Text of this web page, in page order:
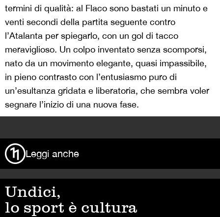
termini di qualità: al Flaco sono bastati un minuto e
venti secondi della partita seguente contro
l’Atalanta per spiegarlo, con un gol di tacco
meraviglioso. Un colpo inventato senza scomporsi,
nato da un movimento elegante, quasi impassibile,
in pieno contrasto con l’entusiasmo puro di
un’esultanza gridata e liberatoria, che sembra voler
segnare l’inizio di una nuova fase.
Leggi anche
Undici,
lo sport è cultura